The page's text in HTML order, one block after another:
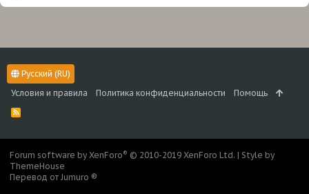
Русский (RU)
Условия и правила
Политика конфиденциальности Помощь
R
S
Forum software by XenForo® © 2010-2019 XenForo Ltd. | Style by
ThemeHouse
Перевод от Jumuro ®